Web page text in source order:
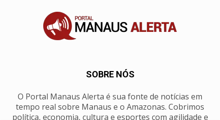
SOBRE NÓS
O Portal Manaus Alerta é sua fonte de notícias em
tempo real sobre Manaus e o Amazonas. Cobrimos
política, economia, cultura e esportes com agilidade e